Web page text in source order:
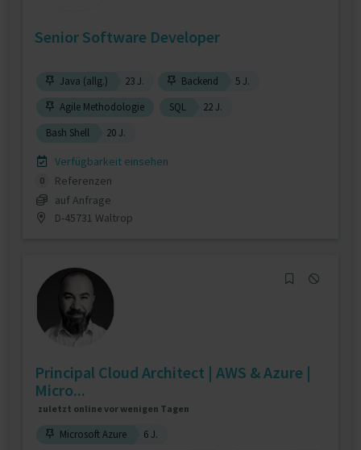
Senior Software Developer
Java (allg.) 23 J. Backend
5 J.
Agile Methodologie
SQL
22 J.
Bash Shell
20 J.
Verfügbarkeit einsehen
0
Referenzen
auf Anfrage
D-45731 Waltrop
Principal Cloud Architect | AWS & Azure |
Micro...
zuletzt online vor wenigen Tagen
Microsoft Azure
6 J.